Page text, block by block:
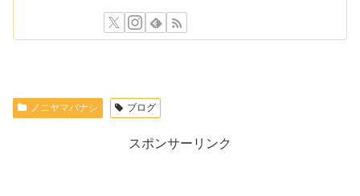
ノニヤマバナシ ブログ
スポンサーリンク